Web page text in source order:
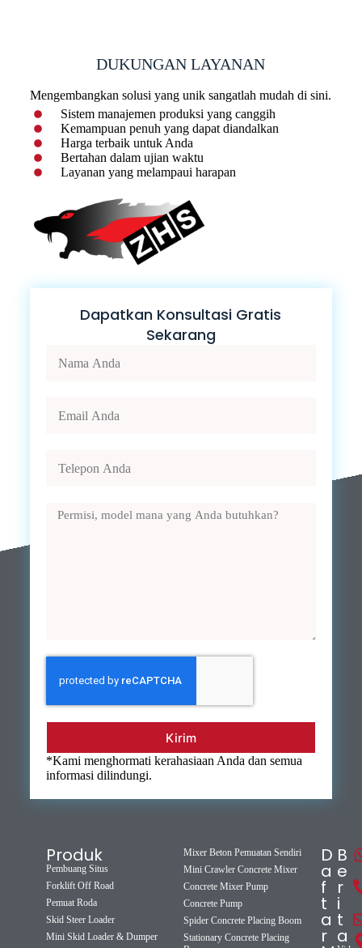
DUKUNGAN LAYANAN
Mengembangkan solusi yang unik sangatlah mudah di sini.
Sistem manajemen produksi yang canggih
Kemampuan penuh yang dapat diandalkan
Harga terbaik untuk Anda
Bertahan dalam ujian waktu
Layanan yang melampaui harapan
Dapatkan Konsultasi Gratis
Sekarang
Kirim
*Kami menghormati kerahasiaan Anda dan semua
informasi dilindungi.
Produk
Pembuang Situs
Forklift Off Road
Pemuat Roda
Skid Steer Loader
Mini Skid Loader & Dumper
Mixer Beton Pemuatan Sendiri
Mini Crawler Concrete Mixer
Concrete Mixer Pump
Concrete Pump
Spider Concrete Placing Boom
Stationary Concrete Placing
D
a
f
t
a
r
B
e
r
i
t
a